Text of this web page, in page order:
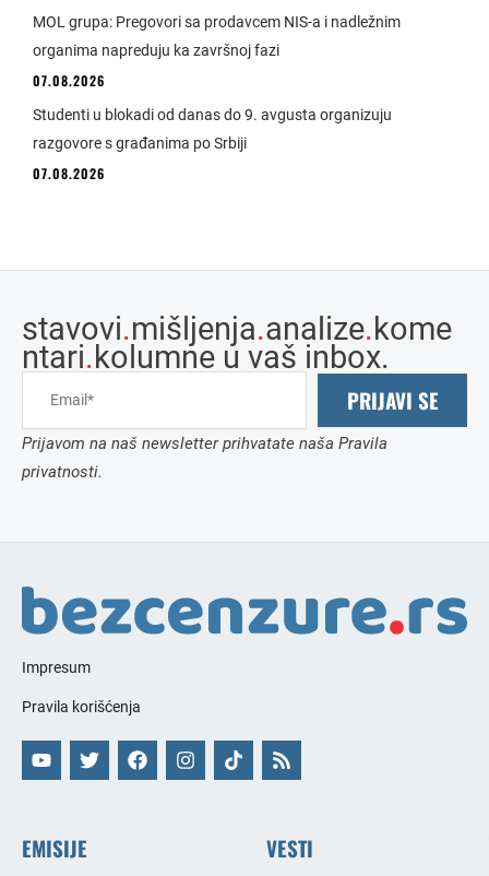
MOL grupa: Pregovori sa prodavcem NIS-a i nadležnim
organima napreduju ka završnoj fazi
07.08.2026
Studenti u blokadi od danas do 9. avgusta organizuju
razgovore s građanima po Srbiji
07.08.2026
stavovi.mišljenja.analize.kome
ntari.kolumne u vaš inbox.
PRIJAVI SE
Prijavom na naš newsletter prihvatate naša Pravila
privatnosti.
Impresum
Pravila korišćenja
EMISIJE VESTI